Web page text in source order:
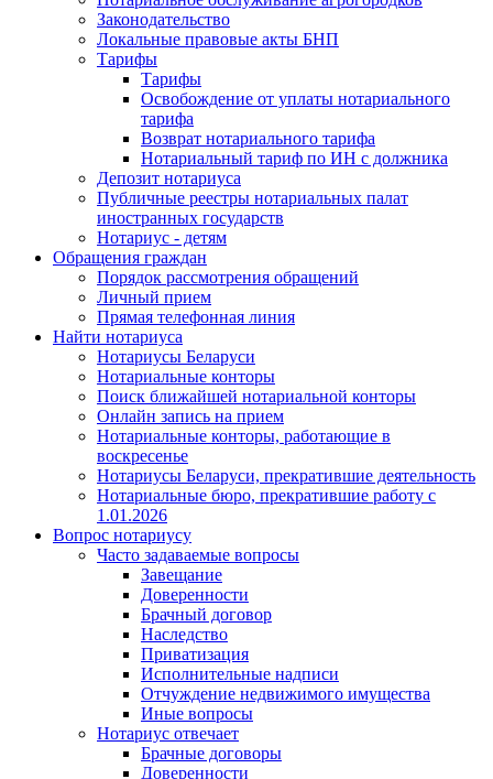
Законодательство
Локальные правовые акты БНП
Тарифы
Тарифы
Освобождение от уплаты нотариального
тарифа
Возврат нотариального тарифа
Нотариальный тариф по ИН с должника
Депозит нотариуса
Публичные реестры нотариальных палат
иностранных государств
Нотариус - детям
Обращения граждан
Порядок рассмотрения обращений
Личный прием
Прямая телефонная линия
Найти нотариуса
Нотариусы Беларуси
Нотариальные конторы
Поиск ближайшей нотариальной конторы
Онлайн запись на прием
Нотариальные конторы, работающие в
воскресенье
Нотариусы Беларуси, прекратившие деятельность
Нотариальные бюро, прекратившие работу с
1.01.2026
Вопрос нотариусу
Часто задаваемые вопросы
Завещание
Доверенности
Брачный договор
Наследство
Приватизация
Исполнительные надписи
Отчуждение недвижимого имущества
Иные вопросы
Нотариус отвечает
Брачные договоры
Доверенности